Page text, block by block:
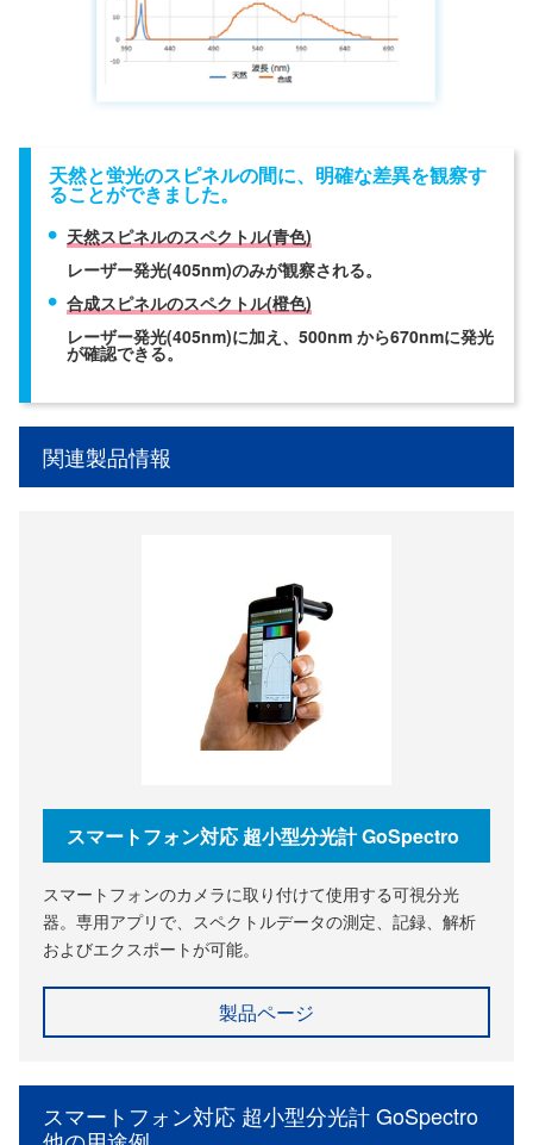
天然と蛍光のスピネルの間に、明確な差異を観察す
ることができました。
天然スピネルのスペクトル(青色)
レーザー発光(405nm)のみが観察される。
合成スピネルのスペクトル(橙色)
レーザー発光(405nm)に加え、500nm から670nmに発光
が確認できる。
関連製品情報
スマートフォン対応 超小型分光計 GoSpectro
スマートフォンのカメラに取り付けて使用する可視分光
器。専用アプリで、スペクトルデータの測定、記録、解析
およびエクスポートが可能。
製品ページ
スマートフォン対応 超小型分光計 GoSpectro